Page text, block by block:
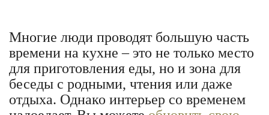
Многие люди проводят большую часть
времени на кухне – это не только место
для приготовления еды, но и зона для
беседы с родными, чтения или даже
отдыха. Однако интерьер со временем